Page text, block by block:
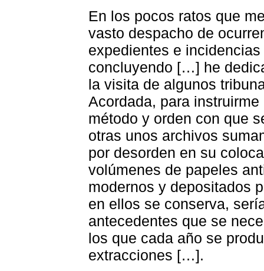
En los pocos ratos que
vasto despacho de
expedientes e
concluyendo […] he
la visita de algunos
Acordada, para
método y orden con que
otras unos archivos
por desorden en su
volúmenes de papeles
modernos y depositados
en ellos se conserva,
antecedentes que se
los que cada año se
extracciones […].